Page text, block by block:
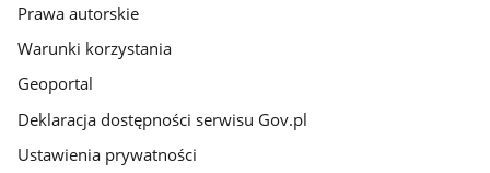
Prawa autorskie
Warunki korzystania
Geoportal
Deklaracja dostępności serwisu Gov.pl
Ustawienia prywatności